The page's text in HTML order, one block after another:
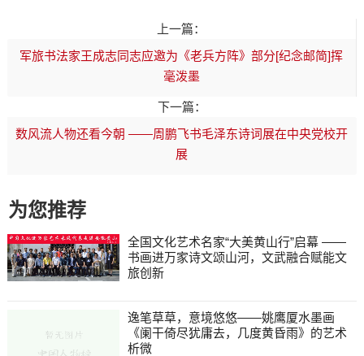
上一篇：
军旅书法家王成志同志应邀为《老兵方阵》部分[纪念邮简]挥
毫泼墨
下一篇：
数风流人物还看今朝 ——周鹏飞书毛泽东诗词展在中央党校开
展
为您推荐
全国文化艺术名家“大美黄山行”启幕 ——
书画进万家诗文颂山河，文武融合赋能文
旅创新
逸笔草草，意境悠悠——姚鹰厦水墨画
《阑干倚尽犹庸去，几度黄昏雨》的艺术
析微